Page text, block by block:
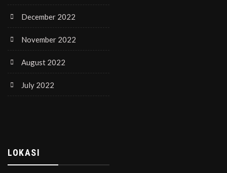
December 2022
November 2022
August 2022
July 2022
LOKASI